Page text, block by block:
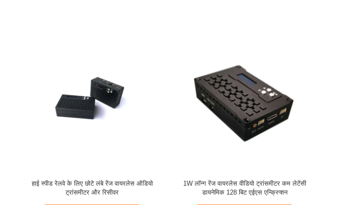
लाइटवेट लांग रेंज वायरलेस वीडियो ट्रांसमीटर और यूएवी
सिस्टम के लिए रिसीवर
एईएस 128 एन्क्रिप्शन के साथ 1 वाट आउटपुट लंबी रेंज
वायरलेस वीडियो ट्रांसमीटर